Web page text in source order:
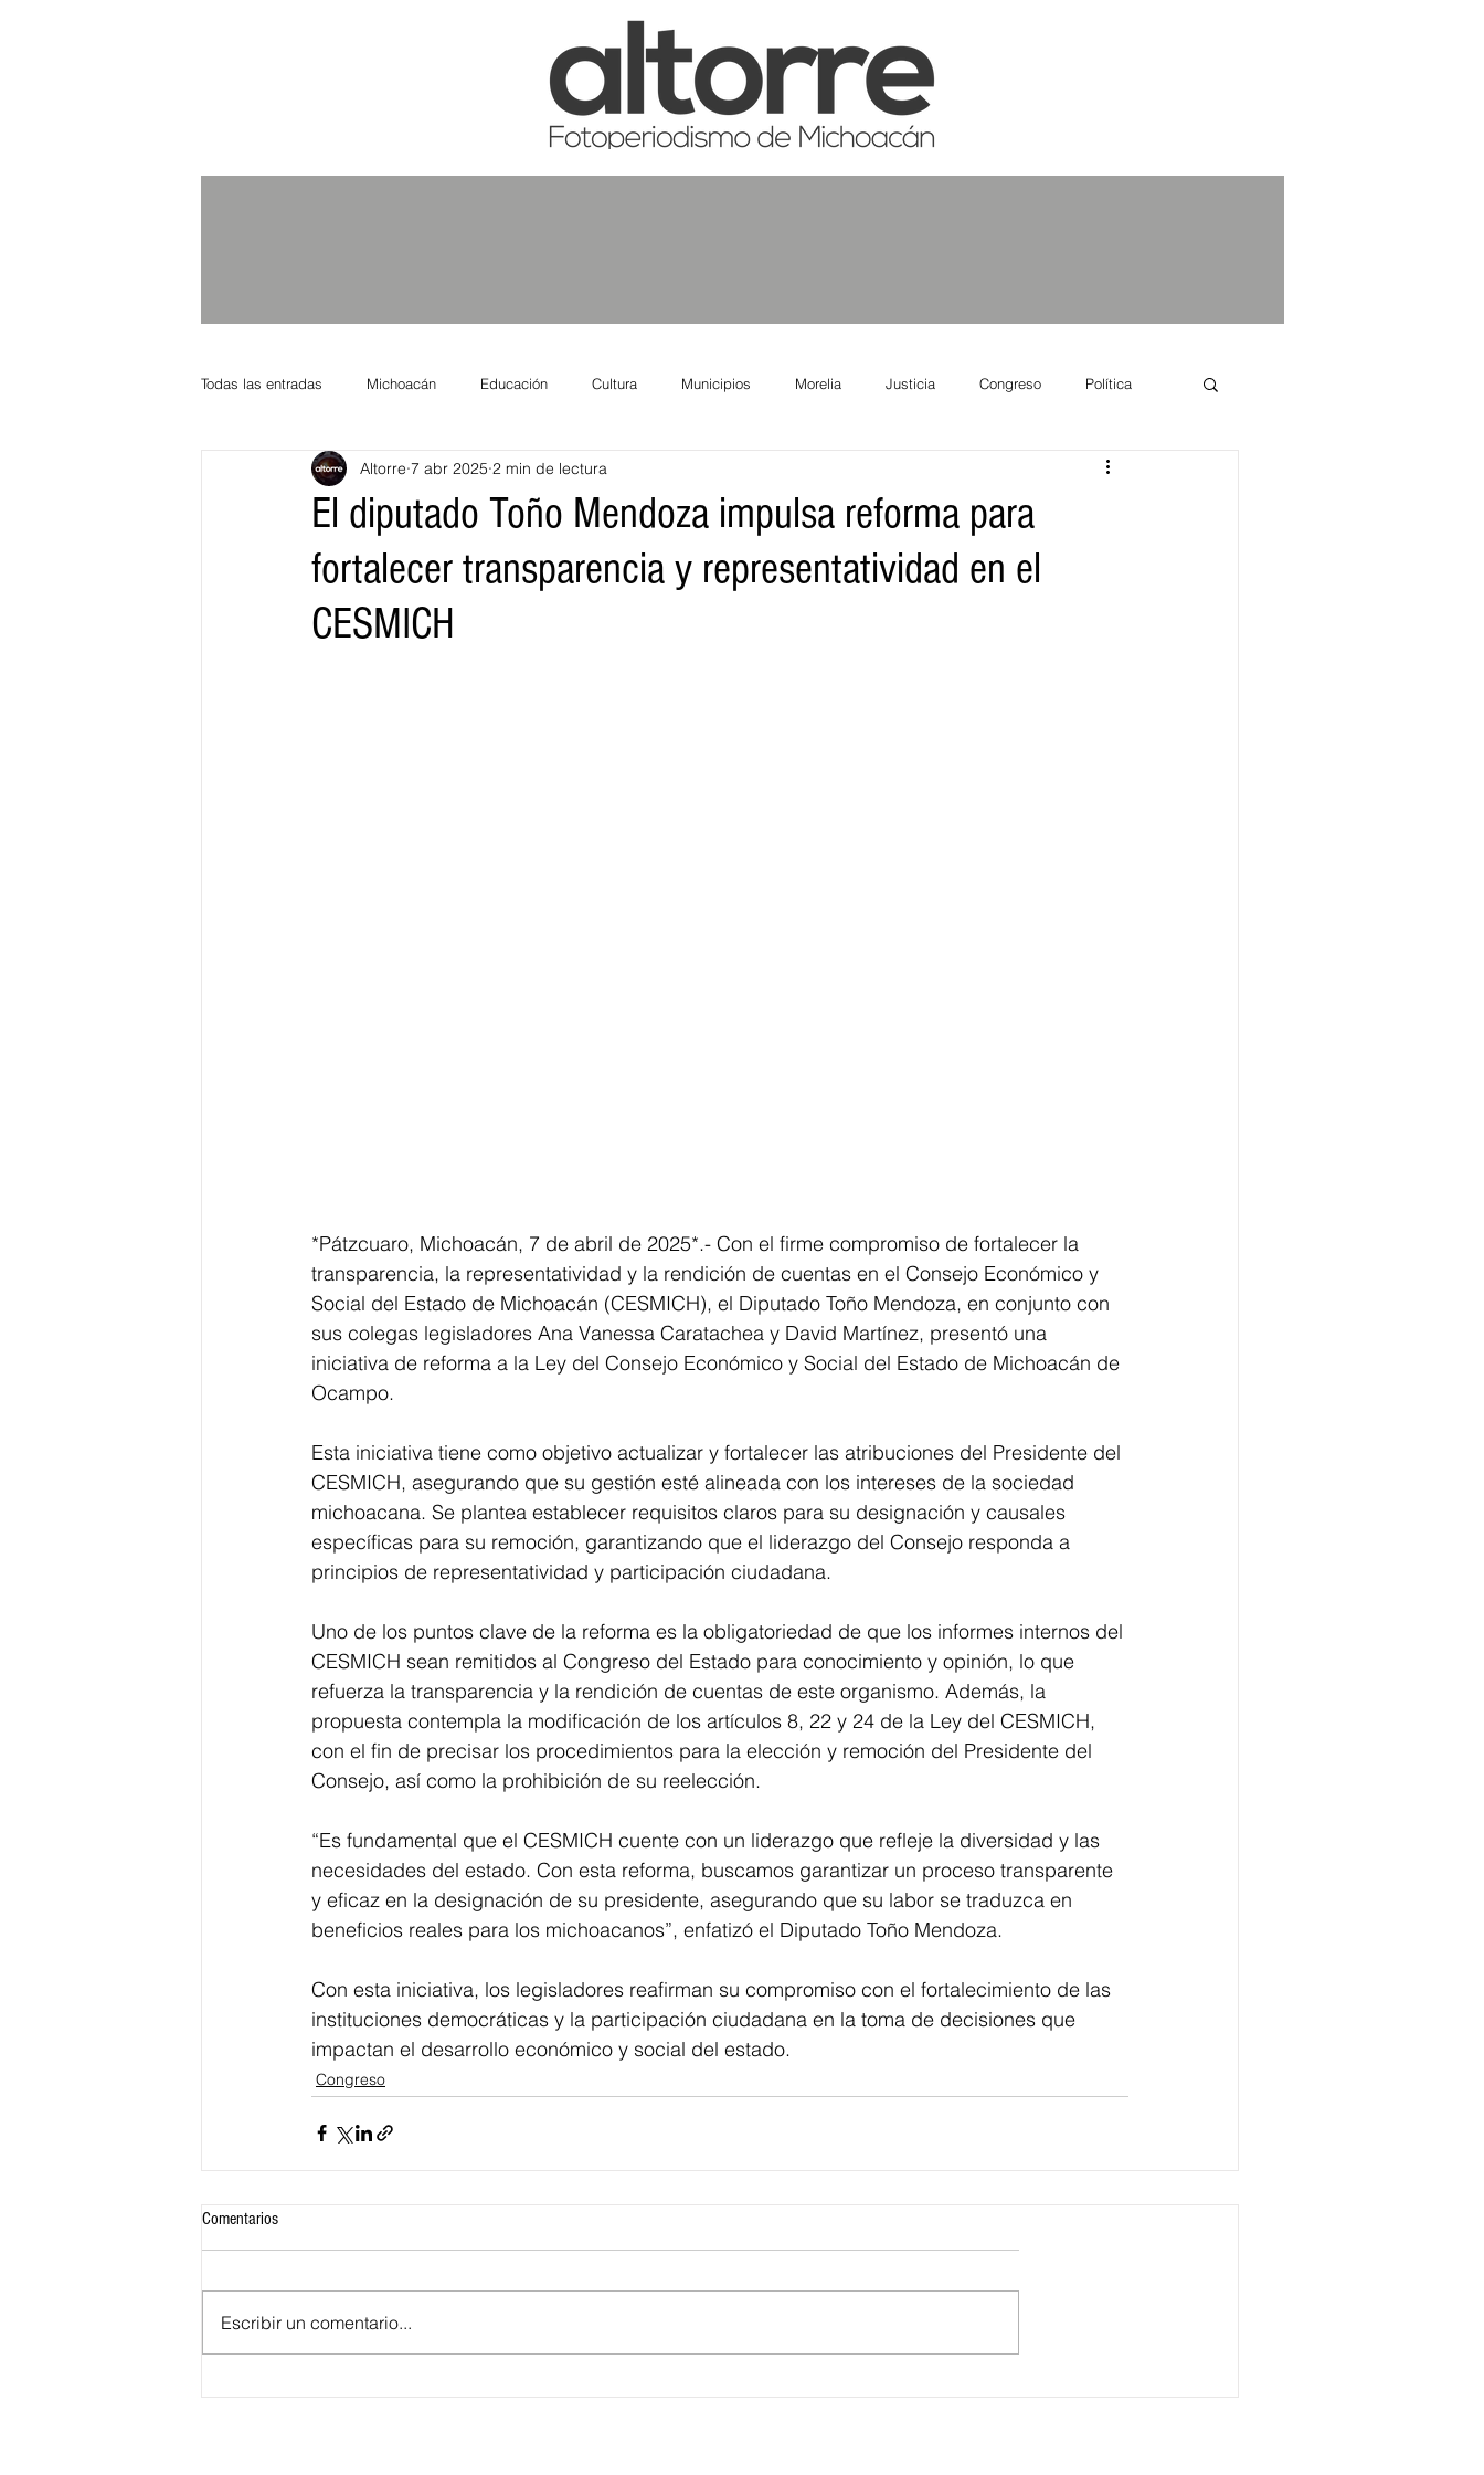
Todas las entradas Michoacán Educación Cultura Municipios Morelia Justicia Congreso Política
Nacional Internacional Columnistas Salud
Gobernador Segob Sedeco Turismo Sader DIF Mujeres Scop Seguridad
El diputado Toño Mendoza impulsa reforma para
fortalecer transparencia y representatividad en el
CESMICH
Altorre 7 abr 2025 2 min de lectura
*Pátzcuaro, Michoacán, 7 de abril de 2025*.- Con el firme compromiso de fortalecer la
transparencia, la representatividad y la rendición de cuentas en el Consejo Económico y
Social del Estado de Michoacán (CESMICH), el Diputado Toño Mendoza, en conjunto con
sus colegas legisladores Ana Vanessa Caratachea y David Martínez, presentó una
iniciativa de reforma a la Ley del Consejo Económico y Social del Estado de Michoacán de
Ocampo.
Esta iniciativa tiene como objetivo actualizar y fortalecer las atribuciones del Presidente del
CESMICH, asegurando que su gestión esté alineada con los intereses de la sociedad
michoacana. Se plantea establecer requisitos claros para su designación y causales
específicas para su remoción, garantizando que el liderazgo del Consejo responda a
principios de representatividad y participación ciudadana.
Uno de los puntos clave de la reforma es la obligatoriedad de que los informes internos del
CESMICH sean remitidos al Congreso del Estado para conocimiento y opinión, lo que
refuerza la transparencia y la rendición de cuentas de este organismo. Además, la
propuesta contempla la modificación de los artículos 8, 22 y 24 de la Ley del CESMICH,
con el fin de precisar los procedimientos para la elección y remoción del Presidente del
Consejo, así como la prohibición de su reelección.
“Es fundamental que el CESMICH cuente con un liderazgo que refleje la diversidad y las
necesidades del estado. Con esta reforma, buscamos garantizar un proceso transparente
y eficaz en la designación de su presidente, asegurando que su labor se traduzca en
beneficios reales para los michoacanos”, enfatizó el Diputado Toño Mendoza.
Con esta iniciativa, los legisladores reafirman su compromiso con el fortalecimiento de las
instituciones democráticas y la participación ciudadana en la toma de decisiones que
impactan el desarrollo económico y social del estado.
Congreso
Comentarios
Escribir un comentario...